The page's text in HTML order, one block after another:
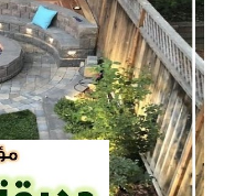
بالرياض
|0560048269